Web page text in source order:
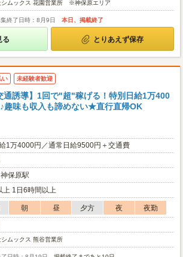
シムックス 花園営業所 ※神保原エリア
終了日時：8月9日 本日、掲載終了
る とりあえず保存
い 未経験者歓迎
通誘導】1回で"超"稼げる！特別日給1万400
趣味も収入も諦めない★直行直帰OK
1万4000円／通常日給9500円＋交通費
保原駅
上 1日6時間以上
朝 昼 夕方 夜
夜勤
ムックス 熊谷営業所